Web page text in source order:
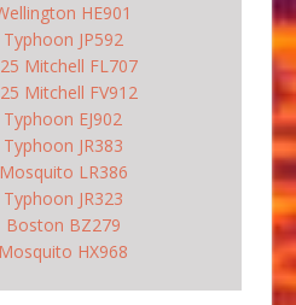
HE901
Typhoon JP592
Mitchell FL707
Mitchell FV912
Typhoon EJ902
Typhoon JR383
Mosquito LR386
Typhoon JR323
Boston BZ279
Mosquito HX968